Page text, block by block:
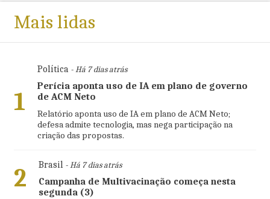
Mais lidas
1
Política- Há 7 dias atrás
Perícia aponta uso de IA em plano de governo
de ACM Neto
Relatório aponta uso de IA em plano de ACM Neto;
defesa admite tecnologia, mas nega participação na
criação das propostas.
2 Brasil- Há 7 dias atrás
Campanha de Multivacinação começa nesta
segunda (3)